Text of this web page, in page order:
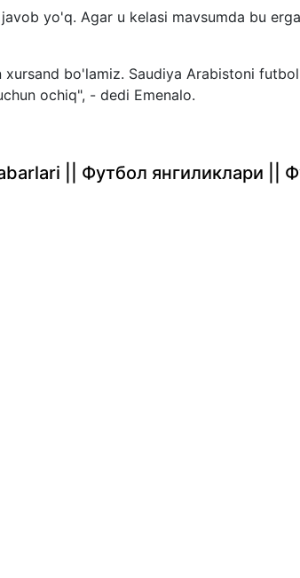
yo'q. Agar u kelasi mavsumda bu
xursand bo'lamiz. Saudiya Arabistoni
ochiq", - dedi Emenalo.
|| Футбол янгиликлари ||